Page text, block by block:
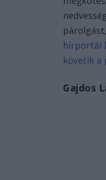
hírportál
követik a
Gajdos